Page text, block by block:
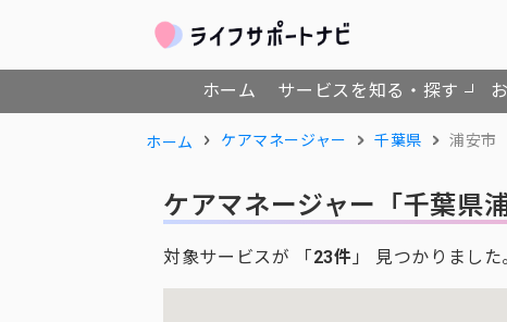
ホーム サービスを知る・探す
ホーム ケアマネージャー 千葉県 浦安市
ケアマネージャー 「千葉県
対象サービスが 「23件 」 見つかりました